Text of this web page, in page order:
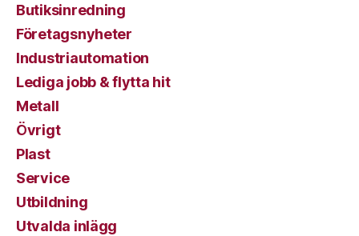
Butiksinredning
Företagsnyheter
Industriautomation
Lediga jobb & flytta hit
Metall
Övrigt
Plast
Service
Utbildning
Utvalda inlägg